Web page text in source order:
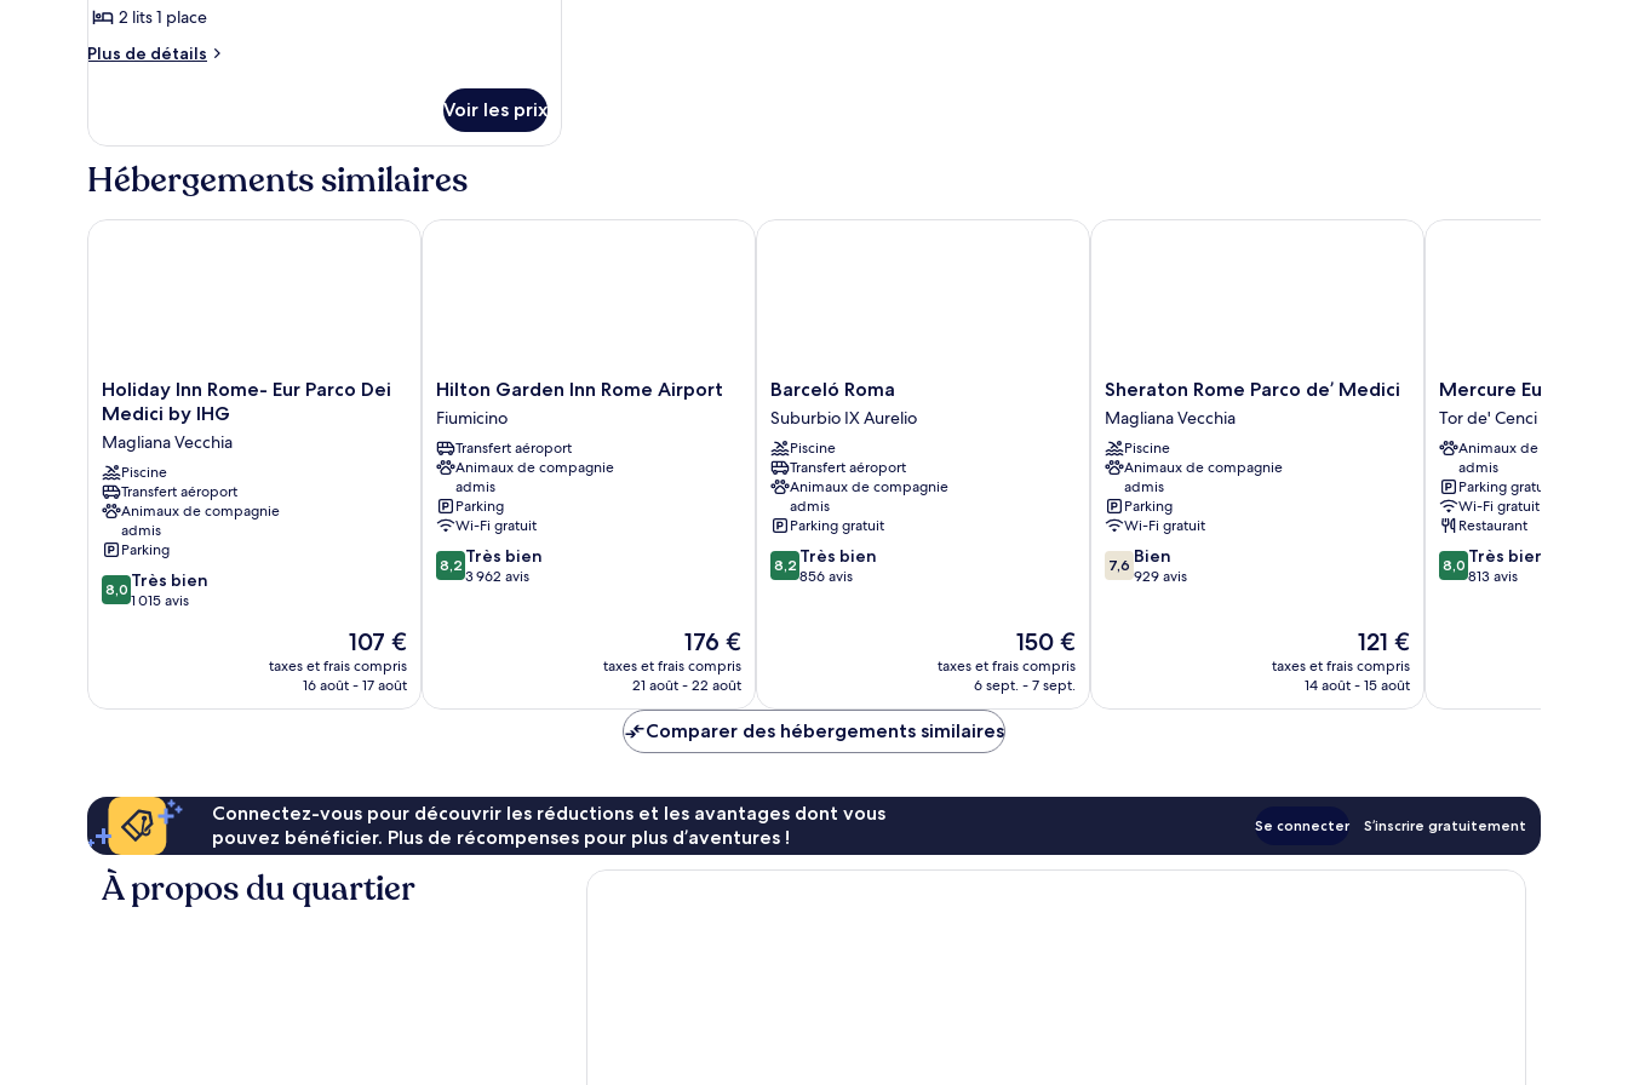
de
chambre :
2
lits
une
place
2 lits 1 place
Plus de détails
Plus
le
type
de
Chambre
Voir les prix
Hébergements similaires
Holiday
Inn
Eur
Parco
Dei
Medici
by
IHG
Magliana
Vecchia
Holiday Inn Rome- Eur Parco Dei
Medici by IHG
Magliana Vecchia
Piscine
Transfert aéroport
Animaux de compagnie
admis
Parking
8.0
sur
8,0 Très bien
1 015 avis
Le
nouveau
prix
107 €
taxes et frais compris
16 août - 17 août
Holiday Inn Rome- Eur Parco Dei Medici by IHG
Hilton
Garden
Inn
Rome
Airport
Fiumicino
Hilton Garden Inn Rome Airport
Fiumicino
Transfert aéroport
Animaux de compagnie
admis
Parking
Wi-Fi gratuit
8.2
sur
8,2 Très bien
3 962 avis
Le
nouveau
prix
de
176 €
176 €
taxes et frais compris
21 août - 22 août
Hilton Garden Inn Rome Airport
Barceló
Roma
Suburbio
IX
Aurelio
Barceló Roma
Suburbio IX Aurelio
Piscine
Transfert aéroport
Animaux de compagnie
admis
Parking gratuit
8.2
sur
8,2 Très bien
856 avis
Le
nouveau
prix
150 €
taxes et frais compris
6 sept. - 7 sept.
Barceló Roma
Sheraton
Rome
Parco
de’
Medici
Magliana
Vecchia
Sheraton Rome Parco de’ Medici
Magliana Vecchia
Piscine
Animaux de compagnie
admis
Parking
Wi-Fi gratuit
7.6
sur
7,6 Bien
929 avis
Le
nouveau
prix
121 €
taxes et frais compris
14 août - 15 août
Sheraton Rome Parco de’ Medici
Mercure
Eur
Roma
West
Tor
de'
Cenci
Mercure Eur Roma
Tor de' Cenci
Animaux de compagnie
admis
Parking gratuit
Wi-Fi gratuit
Restaurant
8.0
sur
8,0 Très bien
813 avis
Mercure Eur Roma
Comparer des hébergements similaires
Connectez-vous pour découvrir les réductions et les avantages dont vous
pouvez bénéficier. Plus de récompenses pour plus d’aventures !
Se connecter S’inscrire gratuitement
À propos du quartier